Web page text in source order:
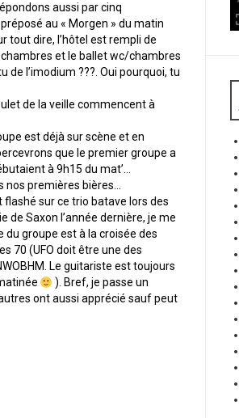
aussi par cinq
au « Morgen » du matin
tout dire, l’hôtel est rempli de
et le ballet wc/chambres
de l’imodium ???. Oui pourquoi, tu
de la veille commencent à
est déjà sur scène et en
que le premier groupe a
à 9h15 du mat’…
nos premières bières…
sur ce trio batave lors des
Saxon l’année dernière, je me
du groupe est à la croisée des
70 (UFO doit être une des
Le guitariste est toujours
). Bref, je passe un
ont aussi apprécié sauf peut